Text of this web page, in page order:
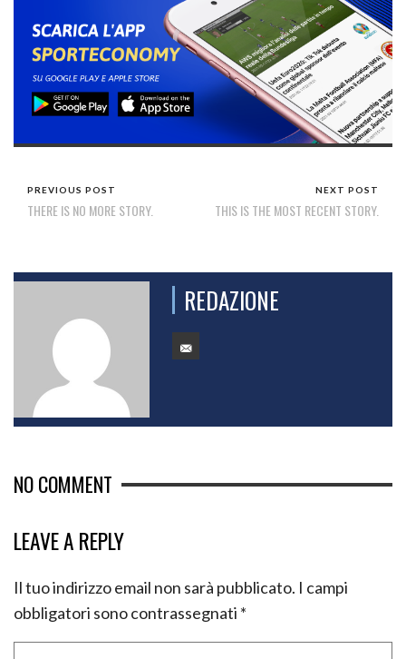
PREVIOUS POST
THERE IS NO MORE STORY.
NEXT POST
THIS IS THE MOST RECENT STORY.
REDAZIONE
NO COMMENT
LEAVE A REPLY
Il tuo indirizzo email non sarà pubblicato. I campi
obbligatori sono contrassegnati *